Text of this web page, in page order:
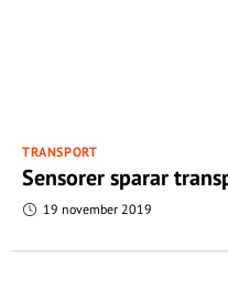
TRANSPORT
Sensorer sparar
19 november 2019